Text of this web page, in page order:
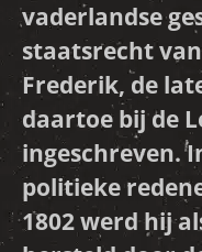
vaderlandse
staatsrecht
Frederik, de
daartoe bij de
ingeschreven.
politieke
1802 werd hij